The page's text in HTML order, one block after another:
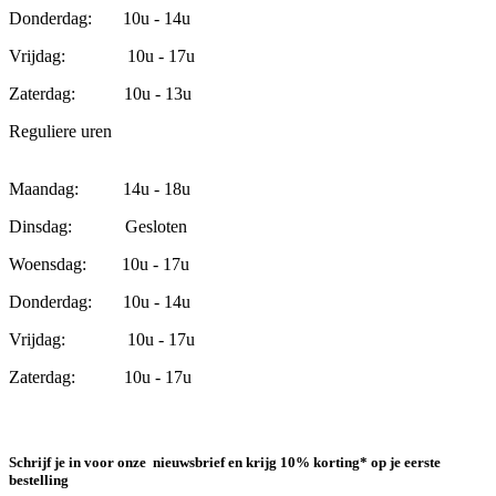
Donderdag: 10u - 14u
Vrijdag: 10u - 17u
Zaterdag: 10u - 13u
Reguliere uren
Maandag: 14u - 18u
Dinsdag: Gesloten
Woensdag: 10u - 17u
Donderdag: 10u - 14u
Vrijdag: 10u - 17u
Zaterdag: 10u - 17u
Schrijf je in voor onze nieuwsbrief en krijg 10% korting* op je eerste
bestelling